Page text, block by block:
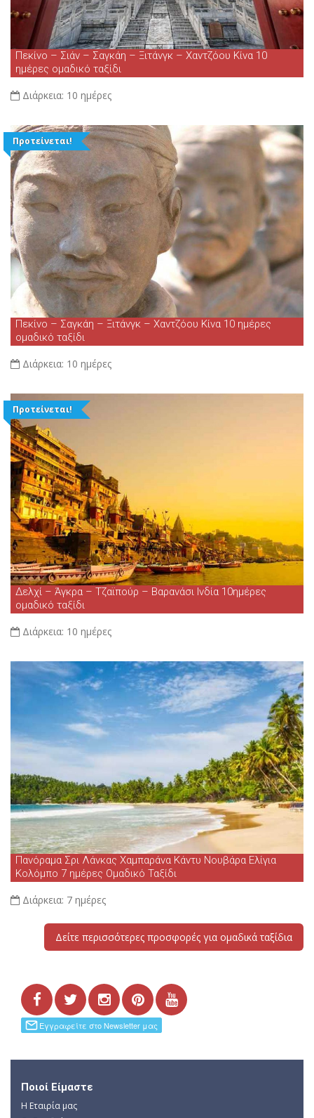
Πεκίνο – Σιάν – Σαγκάη – Ξιτάνγκ – Χαντζόου Κίνα 10
ημέρες ομαδικό ταξίδι
Διάρκεια: 10 ημέρες
Προτείνεται!
Πεκίνο – Σαγκάη – Ξιτάνγκ – Χαντζόου Κίνα 10 ημέρες
ομαδικό ταξίδι
Διάρκεια: 10 ημέρες
Προτείνεται!
Δελχί – Άγκρα – Τζαϊπούρ – Βαρανάσι Ινδία 10ημέρες
ομαδικό ταξίδι
Διάρκεια: 10 ημέρες
Πανόραμα Σρι Λάνκας Χαμπαράνα Κάντυ Νουβάρα Ελίγια
Κολόμπο 7 ημέρες Ομαδικό Ταξίδι
Διάρκεια: 7 ημέρες
Δείτε περισσότερες προσφορές για ομαδικά ταξίδια
Ποιοί Είμαστε
Η Εταιρία μας